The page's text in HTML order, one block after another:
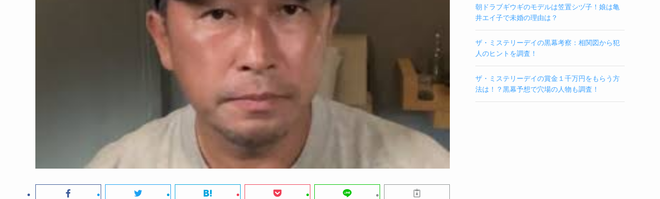
朝ドラブギウギのモデルは笠置シヅ子！娘は亀
井エイ子で未婚の理由は？
ザ・ミステリーデイの黒幕考察：相関図から犯
人のヒントを調査！
ザ・ミステリーデイの賞金１千万円をもらう方
法は！？黒幕予想で穴場の人物も調査！